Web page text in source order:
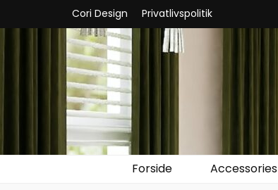
Cori Design Privatlivspolitik
Forside Accessories